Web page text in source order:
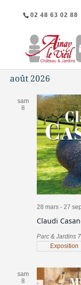
02 48 63 02 88
août 2026
sam
8
Claudi
28 mars- 27
Parc & Jardins
Exposition
sam
8